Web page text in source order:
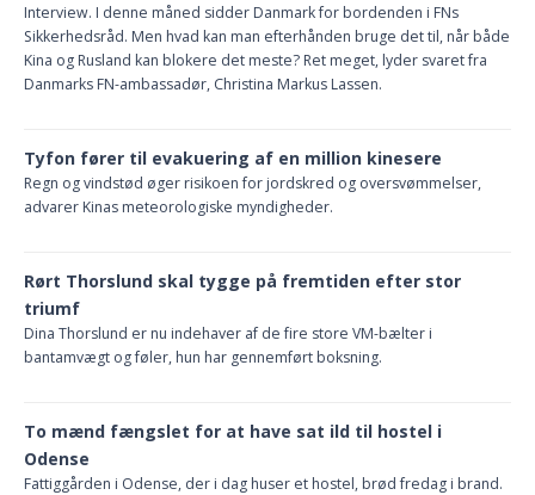
Interview. I denne måned sidder Danmark for bordenden i FNs
Sikkerhedsråd. Men hvad kan man efterhånden bruge det til, når både
Kina og Rusland kan blokere det meste? Ret meget, lyder svaret fra
Danmarks FN-ambassadør, Christina Markus Lassen.
Tyfon fører til evakuering af en million kinesere
Regn og vindstød øger risikoen for jordskred og oversvømmelser,
advarer Kinas meteorologiske myndigheder.
Rørt Thorslund skal tygge på fremtiden efter stor
triumf
Dina Thorslund er nu indehaver af de fire store VM-bælter i
bantamvægt og føler, hun har gennemført boksning.
To mænd fængslet for at have sat ild til hostel i
Odense
Fattiggården i Odense, der i dag huser et hostel, brød fredag i brand.